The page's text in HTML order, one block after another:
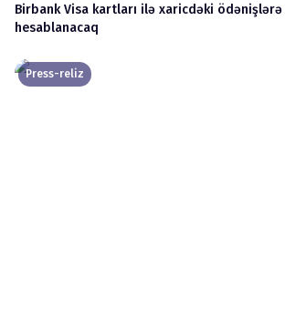
Birbank Visa kartları ilə xaricdəki ödənişlərə
hesablanacaq
Press-reliz